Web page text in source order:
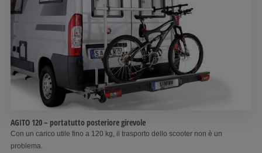
AGITO 120 – portatutto posteriore girevole
Con un carico utile fino a 120 kg, il trasporto dello scooter non è un
problema.